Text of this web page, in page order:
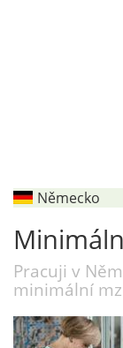
Německo
Pracuji v
minimální